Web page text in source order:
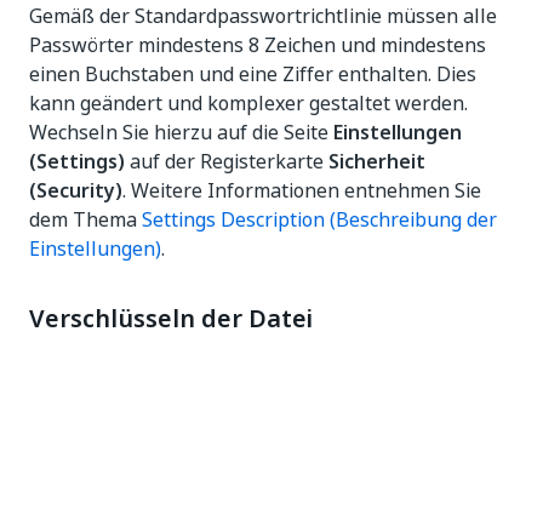
Gemäß der Standardpasswortrichtlinie müssen alle
Passwörter mindestens 8 Zeichen und mindestens
einen Buchstaben und eine Ziffer enthalten. Dies
kann geändert und komplexer gestaltet werden.
Wechseln Sie hierzu auf die Seite Einstellungen
(Settings) auf der Registerkarte Sicherheit
(Security). Weitere Informationen entnehmen Sie
dem ThemaSettings Description (Beschreibung der
Einstellungen).
Verschlüsseln der Datei